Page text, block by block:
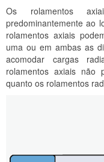
Os rolamentos
predominantemente ao
rolamentos axiais
uma ou em ambas as
acomodar cargas
rolamentos axiais não
quanto os rolamentos